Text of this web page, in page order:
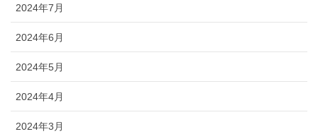
2024年7月
2024年6月
2024年5月
2024年4月
2024年3月